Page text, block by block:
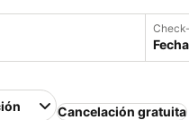
Cancelación gratuita